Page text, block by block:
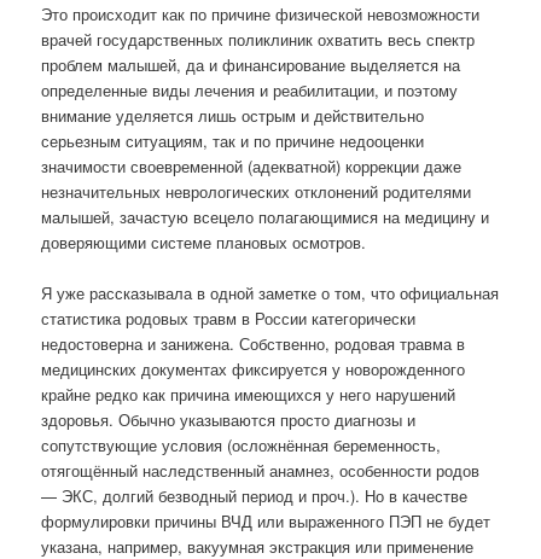
Это происходит как по причине физической невозможности
врачей государственных поликлиник охватить весь спектр
проблем малышей, да и финансирование выделяется на
определенные виды лечения и реабилитации, и поэтому
внимание уделяется лишь острым и действительно
серьезным ситуациям, так и по причине недооценки
значимости своевременной (адекватной) коррекции даже
незначительных неврологических отклонений родителями
малышей, зачастую всецело полагающимися на медицину и
доверяющими системе плановых осмотров.
Я уже рассказывала в одной заметке о том, что официальная
статистика родовых травм в России категорически
недостоверна и занижена. Собственно, родовая травма в
медицинских документах фиксируется у новорожденного
крайне редко как причина имеющихся у него нарушений
здоровья. Обычно указываются просто диагнозы и
сопутствующие условия (осложнённая беременность,
отягощённый наследственный анамнез, особенности родов
— ЭКС, долгий безводный период и проч.). Но в качестве
формулировки причины ВЧД или выраженного ПЭП не будет
указана, например, вакуумная экстракция или применение